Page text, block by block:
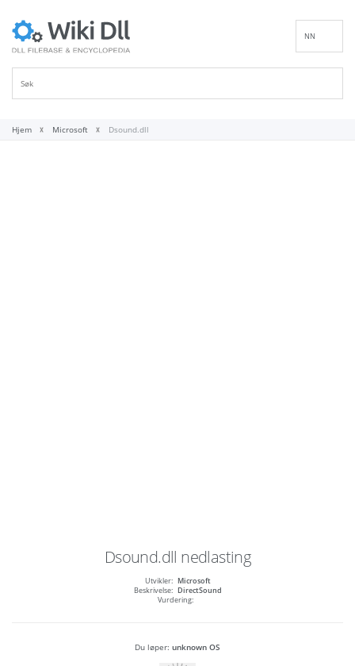
NN
Hjem Microsoft Dsound.dll
Dsound.dll nedlasting
Utvikler: Microsoft
Beskrivelse: DirectSound
Vurdering:
Du løper: unknown OS